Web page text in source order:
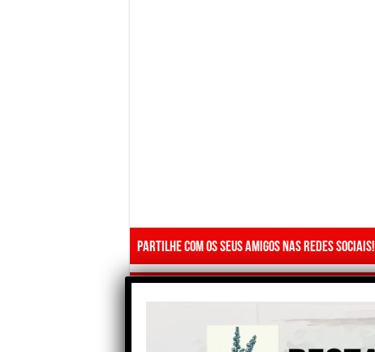
Partilhe com os seus amigos nas redes sociais!
Final Nacional da Miss Teen
Portugal 2024 decorre em